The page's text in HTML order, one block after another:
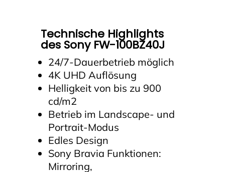
Technische Highlights
des Sony FW-100BZ40J
24/7-Dauerbetrieb möglich
4K UHD Auflösung
Helligkeit von bis zu 900
cd/m2
Betrieb im Landscape- und
Portrait-Modus
Edles Design
Sony Bravia Funktionen:
Mirroring,